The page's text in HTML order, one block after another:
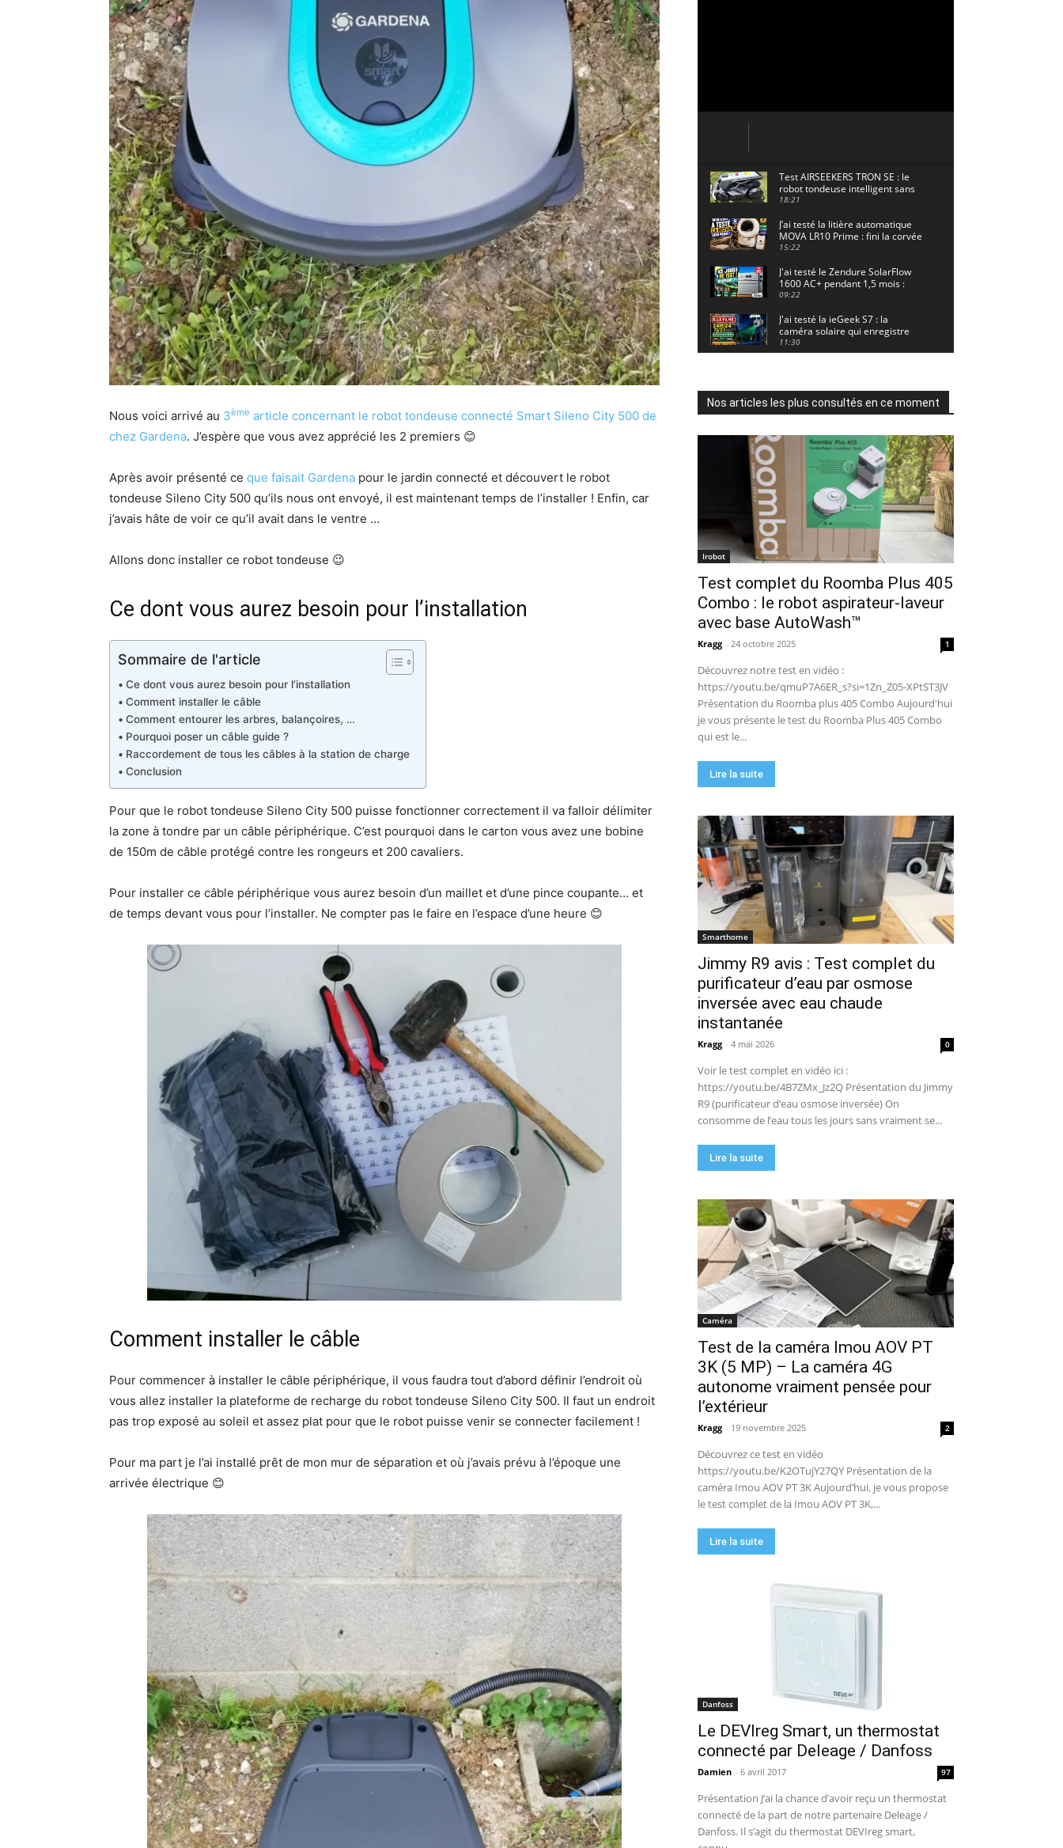
Nous voici arrivé au 3ème article concernant le robot tondeuse connecté Smart Sileno City 500 de
chez Gardena. J’espère que vous avez apprécié les 2 premiers 😊
Après avoir présenté ce que faisait Gardena pour le jardin connecté et découvert le robot
tondeuse Sileno City 500 qu’ils nous ont envoyé, il est maintenant temps de l’installer ! Enfin, car
j’avais hâte de voir ce qu’il avait dans le ventre …
Allons donc installer ce robot tondeuse 😉
Ce dont vous aurez besoin pour l’installation
Sommaire de l'article
Ce dont vous aurez besoin pour l’installation
Comment installer le câble
Comment entourer les arbres, balançoires, …
Pourquoi poser un câble guide ?
Raccordement de tous les câbles à la station de charge
Conclusion
Pour que le robot tondeuse Sileno City 500 puisse fonctionner correctement il va falloir délimiter
la zone à tondre par un câble périphérique. C’est pourquoi dans le carton vous avez une bobine
de 150m de câble protégé contre les rongeurs et 200 cavaliers.
Pour installer ce câble périphérique vous aurez besoin d’un maillet et d’une pince coupante… et
de temps devant vous pour l’installer. Ne compter pas le faire en l’espace d’une heure 😊
Comment installer le câble
Pour commencer à installer le câble périphérique, il vous faudra tout d’abord définir l’endroit où
vous allez installer la plateforme de recharge du robot tondeuse Sileno City 500. Il faut un endroit
pas trop exposé au soleil et assez plat pour que le robot puisse venir se connecter facilement !
Pour ma part je l’ai installé prêt de mon mur de séparation et où j’avais prévu à l’époque une
arrivée électrique 😊
Test AIRSEEKERS TRON SE : le
robot tondeuse intelligent sans
câble pour 1500 m² !
18:21
J’ai testé la litière automatique
MOVA LR10 Prime : fini la corvée
? 🐱
15:22
J'ai testé le Zendure SolarFlow
1600 AC+ pendant 1,5 mois :
voici les résultats ! ☀️🔋
09:22
J'ai testé la ieGeek S7 : la
caméra solaire qui enregistre
24/7 grâce à l'AOV ! ☀️📹
11:30
18/07/2026
02:33
Guirlande Guinguette Solaire
puissance en extérieur ? Test
complet
04:38
Aiper Scuba V3 : le meilleur
robot de piscine sans fil ? Mon
test complet !
UGREEN NASync DXP4800 Pro :
le NAS qui va faire trembler
Synology et QNAP ?! (Test
🏆 Sunseeker S4 : le robot
cartographie votre jardin tout
seul.
09:48
DJI Power 1000 Mini : j'ai testé
cette station d'énergie
compacte… elle m'a bluffé !
11:56
Nos articles les plus consultés en ce moment
Irobot
Test complet du Roomba Plus 405
Combo : le robot aspirateur-laveur
avec base AutoWash™
Kragg - 24 octobre 2025 1
Découvrez notre test en vidéo :
https://youtu.be/qmuP7A6ER_s?si=1Zn_Z05-XPtST3JV
Présentation du Roomba plus 405 Combo Aujourd'hui
je vous présente le test du Roomba Plus 405 Combo
qui est le...
Lire la suite
Smarthome
Jimmy R9 avis : Test complet du
purificateur d’eau par osmose
inversée avec eau chaude
instantanée
Kragg - 4 mai 2026 0
Voir le test complet en vidéo ici :
https://youtu.be/4B7ZMx_Jz2Q Présentation du Jimmy
R9 (purificateur d’eau osmose inversée) On
consomme de l’eau tous les jours sans vraiment se...
Lire la suite
Caméra
Test de la caméra Imou AOV PT
3K (5 MP) – La caméra 4G
autonome vraiment pensée pour
l’extérieur
Kragg - 19 novembre 2025 2
Découvrez ce test en vidéo
https://youtu.be/K2OTujY27QY Présentation de la
caméra Imou AOV PT 3K Aujourd’hui, je vous propose
le test complet de la Imou AOV PT 3K,...
Lire la suite
Danfoss
Le DEVIreg Smart, un thermostat
connecté par Deleage / Danfoss
Damien - 6 avril 2017 97
Présentation J’ai la chance d’avoir reçu un thermostat
connecté de la part de notre partenaire Deleage /
Danfoss. Il s’agit du thermostat DEVIreg smart,